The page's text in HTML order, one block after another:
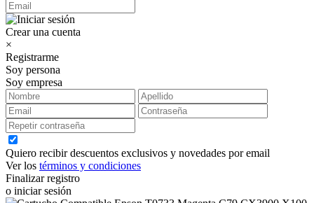
Crear una cuenta
×
Registrarme
Soy persona
Soy empresa
Quiero recibir descuentos exclusivos y novedades por email
Ver los términos y condiciones
Finalizar registro
o iniciar sesión